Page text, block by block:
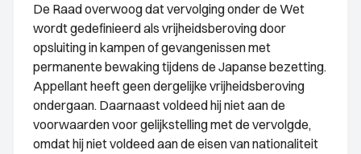
De Raad overwoog dat vervolging onder de Wet
wordt gedefinieerd als vrijheidsberoving door
opsluiting in kampen of gevangenissen met
permanente bewaking tijdens de Japanse bezetting.
Appellant heeft geen dergelijke vrijheidsberoving
ondergaan. Daarnaast voldeed hij niet aan de
voorwaarden voor gelijkstelling met de vervolgde,
omdat hij niet voldeed aan de eisen van nationaliteit